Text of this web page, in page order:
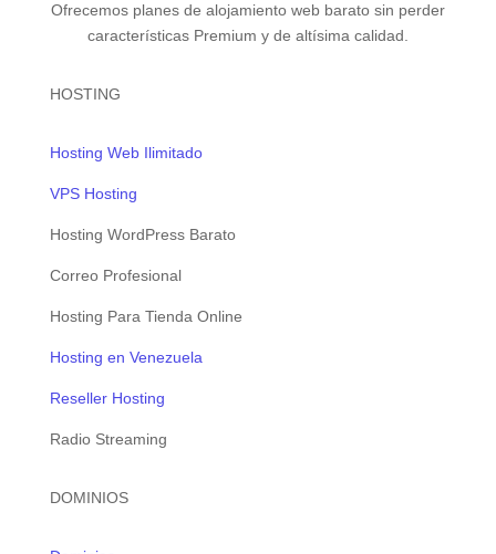
Ofrecemos planes de alojamiento web barato sin perder
características Premium y de altísima calidad.
HOSTING
Hosting Web Ilimitado
VPS Hosting
Hosting WordPress Barato
Correo Profesional
Hosting Para Tienda Online
Hosting en Venezuela
Reseller Hosting
Radio Streaming
DOMINIOS